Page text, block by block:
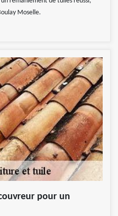
Moselle.
pour un